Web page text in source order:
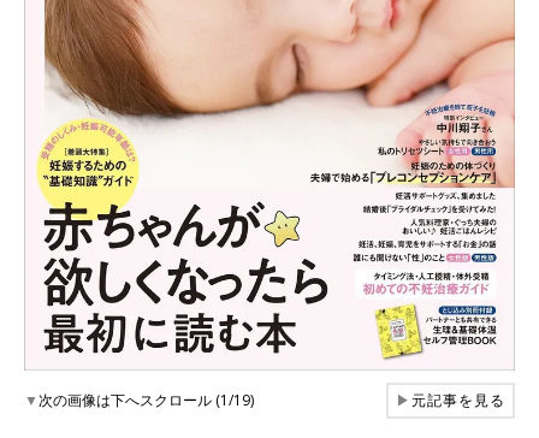
▼次の画像は下へスクロール (1/19) ▶元記事を見る